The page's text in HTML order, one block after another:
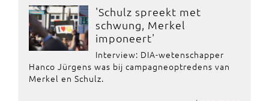
'Schulz spreekt met
schwung, Merkel
imponeert'
Interview: DIA-wetenschapper
Hanco Jürgens was bij campagneoptredens van
Merkel en Schulz.